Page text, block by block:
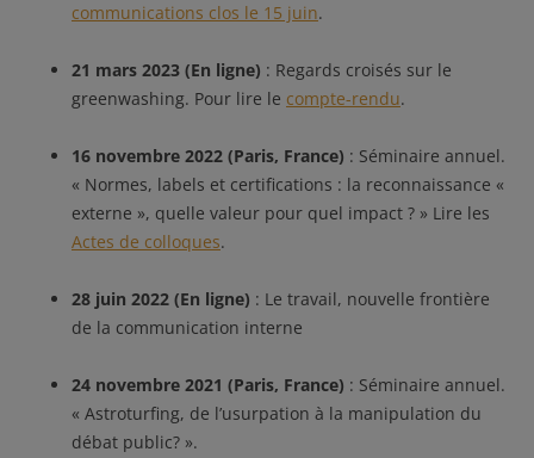
communications clos le 15 juin.
21 mars 2023 (En ligne) : Regards croisés sur le
greenwashing. Pour lire le compte-rendu.
16 novembre 2022 (Paris, France) : Séminaire annuel.
« Normes, labels et certifications : la reconnaissance «
externe », quelle valeur pour quel impact ? » Lire les
Actes de colloques.
28 juin 2022 (En ligne) : Le travail, nouvelle frontière
de la communication interne
24 novembre 2021 (Paris, France) : Séminaire annuel.
« Astroturfing, de l’usurpation à la manipulation du
débat public? ».